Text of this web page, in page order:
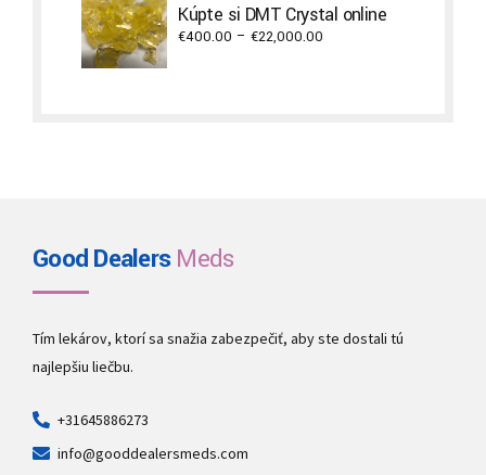
€17,300.00
Kúpte si DMT Crystal online
€400.00 – €22,000.00
Good DealersMeds
Tím lekárov, ktorí sa snažia zabezpečiť, aby ste dostali tú
najlepšiu liečbu.
+31645886273
info@gooddealersmeds.com